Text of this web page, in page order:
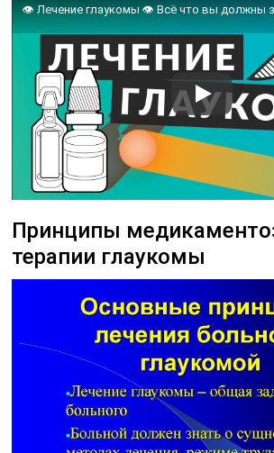
Принципы
терапии глаукомы